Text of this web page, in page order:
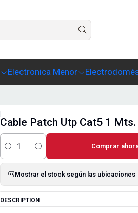
Electronica Menor
Cable Patch Utp Cat5 1 Mts.
Cantidad
Comprar
Mostrar el stock según las ubicaciones
DESCRIPTION